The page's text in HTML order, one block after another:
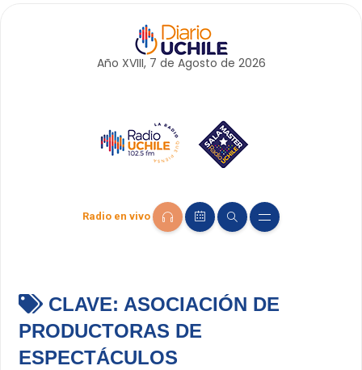
Año XVIII, 7 de Agosto de 2026
Radio en vivo
CLAVE: ASOCIACIÓN DE
PRODUCTORAS DE
ESPECTÁCULOS